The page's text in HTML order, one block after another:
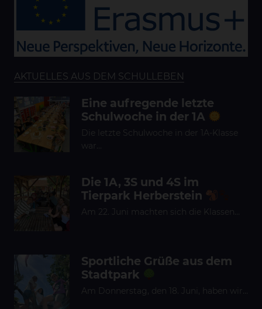
AKTUELLES AUS DEM SCHULLEBEN
Eine aufregende letzte
Schulwoche in der 1A
Die letzte Schulwoche in der 1A-Klasse
war…
Die 1A, 3S und 4S im
Tierpark Herberstein
Am 22. Juni machten sich die Klassen…
Sportliche Grüße aus dem
Stadtpark
Am Donnerstag, den 18. Juni, haben wir…